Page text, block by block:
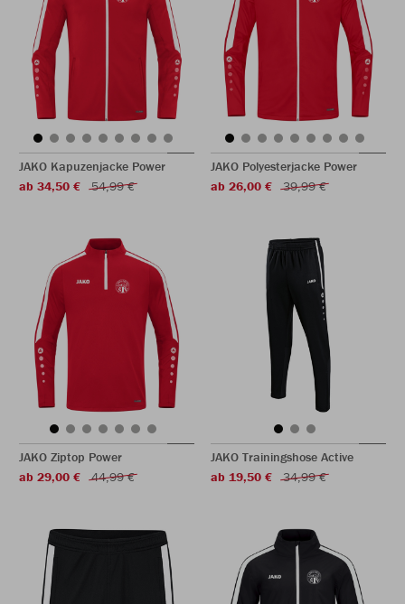
JAKO Kapuzenjacke Power
ab 34,50 €
54,99 €
JAKO Polyesterjacke Power
ab 26,00 €
39,99 €
JAKO Ziptop Power
ab 29,00 €
44,99 €
JAKO Trainingshose Active
ab 19,50 €
34,99 €